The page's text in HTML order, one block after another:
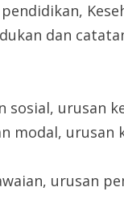
dan
sosial, urusan
modal, urusan
urusan